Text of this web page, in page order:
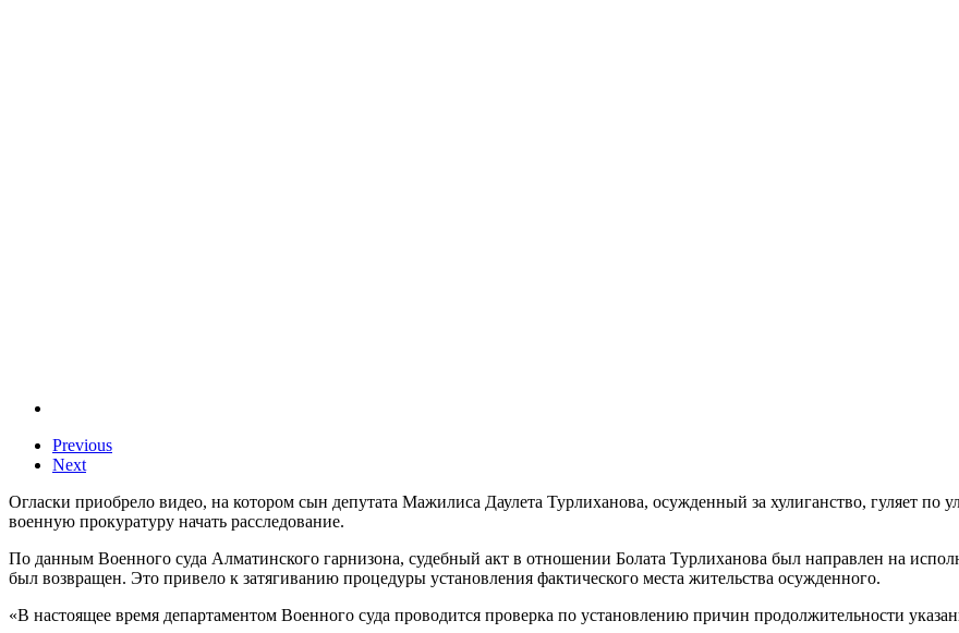
Previous
Next
Огласки приобрело видео, на котором сын депутата Мажилиса Даулета Турлиханова, осужденный за хулиганство, гуляет
военную прокуратуру начать расследование.
По данным Военного суда Алматинского гарнизона, судебный акт в отношении Болата Турлиханова был направлен на
был возвращен. Это привело к затягиванию процедуры установления фактического места жительства осужденного.
«В настоящее время департаментом Военного суда проводится проверка по установлению причин продолжительности